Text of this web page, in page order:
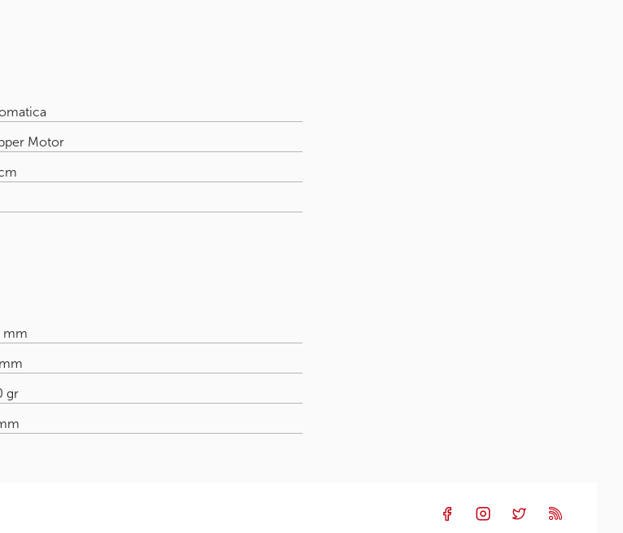
Motor
mm
gr